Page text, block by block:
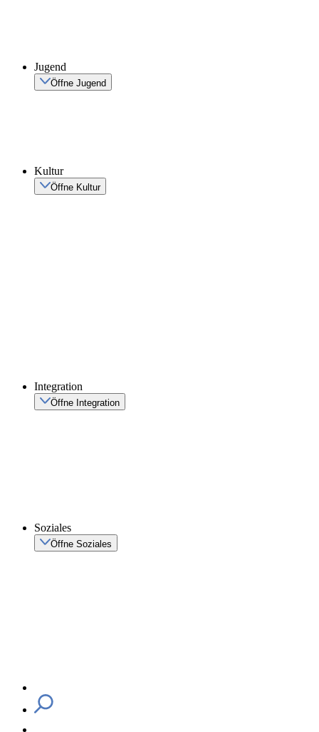
Jugend
Öffne Jugend
Kultur
Öffne Kultur
Integration
Öffne Integration
Soziales
Öffne Soziales